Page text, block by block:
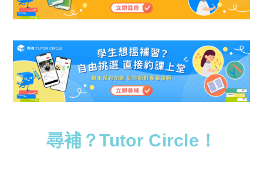
尋補？Tutor Circle！